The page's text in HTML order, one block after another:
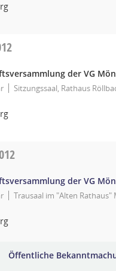
der VG
Sitzungssaal, Rathaus
der VG
Trausaal im "Alten Rathaus"
Öffentliche